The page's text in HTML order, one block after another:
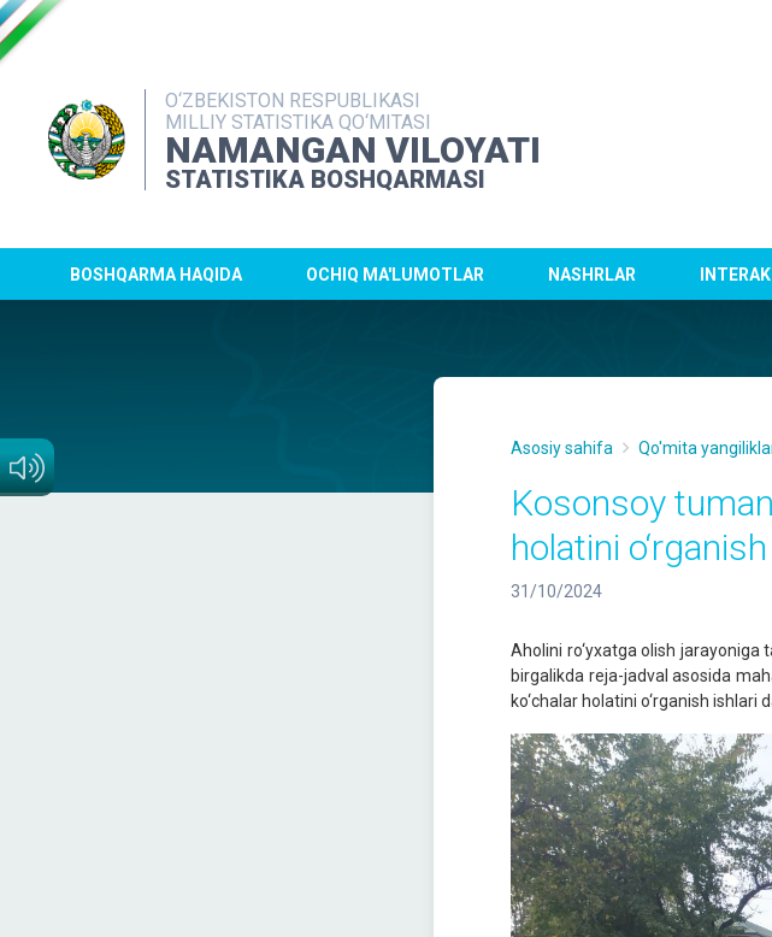
O‘ZBEKISTON RESPUBLIKASI
MILLIY STATISTIKA QO‘MITASI
NAMANGAN VILOYATI
STATISTIKA BOSHQARMASI
BOSHQARMA HAQIDA OCHIQ MA'LUMOTLAR NASHRLAR
Asosiy sahifa Qo'mita
Kosonsoy
holatini
31/10/2024
Aholini ro‘yxatga olish
birgalikda reja-jadval asosida
ko‘chalar holatini o‘rganish ishlari